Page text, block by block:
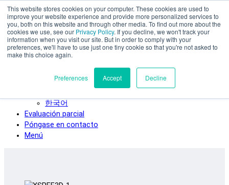
This website stores cookies on your computer. These cookies are used to
improve your website experience and provide more personalized services to
you, both on this website and through other media. To find out more about the
cookies we use, see our Privacy Policy. If you decline, we won't track your
information when you visit our site. But in order to comply with your
preferences, we'll have to use just one tiny cookie so that you're not asked to
make this choice again.
Preferences Accept Decline
Ir al contenido principal
SPEE3D
Español
English
Deutsch
Italiano
한국어
Evaluación parcial
Póngase en contacto
Menú